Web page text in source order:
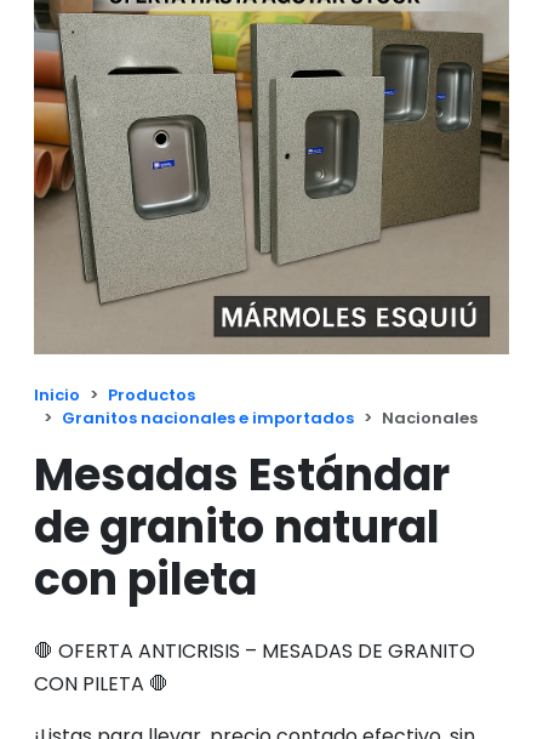
Inicio
Productos
Granitos nacionales e importados
Nacionales
Mesadas Estándar
de granito natural
con pileta
🛑 OFERTA ANTICRISIS – MESADAS DE GRANITO
CON PILETA 🛑